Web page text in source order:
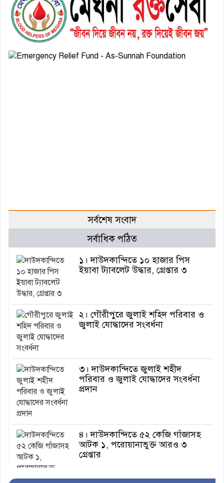
সর্বশেষ সংবাদ
সর্বাধিক পঠিত
১। দাউদকান্দিতে ১০ হাজার পিস
ইয়াবা ট্যাবলেট উদ্ধার, গ্রেপ্তার ৩
২। গৌরীপুরে জুলাই শহিদ পরিবার ও
জুলাই যোদ্ধাদের সংবর্ধনা
৩। দাউদকান্দিতে জুলাই শহীদ
পরিবার ও জুলাই যোদ্ধাদের সংবর্ধনা
প্রদান
৪। দাউদকান্দিতে ৫২ কেজি গাঁজাসহ
আটক ১, পরোয়ানাভুক্ত আরও ৩
গ্রেপ্তার